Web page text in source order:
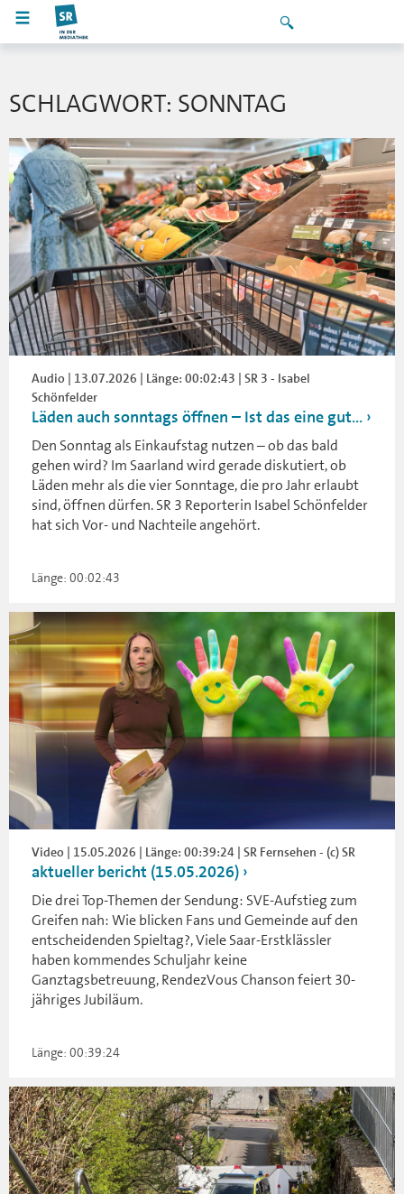
SCHLAGWORT: SONNTAG
Audio | 13.07.2026 | Länge: 00:02:43 | SR 3 - Isabel
Schönfelder
Läden auch sonntags öffnen – Ist das eine gut...
Den Sonntag als Einkaufstag nutzen – ob das bald
gehen wird? Im Saarland wird gerade diskutiert, ob
Läden mehr als die vier Sonntage, die pro Jahr erlaubt
sind, öffnen dürfen. SR 3 Reporterin Isabel Schönfelder
hat sich Vor- und Nachteile angehört.
Länge: 00:02:43
Video | 15.05.2026 | Länge: 00:39:24 | SR Fernsehen - (c) SR
aktueller bericht (15.05.2026)
Die drei Top-Themen der Sendung: SVE-Aufstieg zum
Greifen nah: Wie blicken Fans und Gemeinde auf den
entscheidenden Spieltag?, Viele Saar-Erstklässler
haben kommendes Schuljahr keine
Ganztagsbetreuung, RendezVous Chanson feiert 30-
jähriges Jubiläum.
Länge: 00:39:24